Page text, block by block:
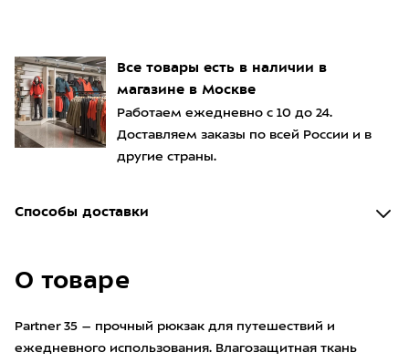
Все товары есть в наличии в
магазине в Москве
Работаем ежедневно с 10 до 24.
Доставляем заказы по всей России и в
другие страны.
Способы доставки
О товаре
Partner 35 – прочный рюкзак для путешествий и
ежедневного использования. Влагозащитная ткань